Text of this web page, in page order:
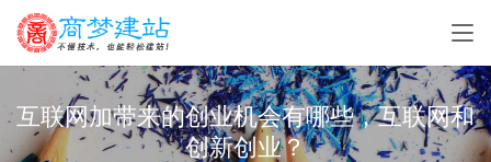
互联网加带来的创业机会有哪些，互联网和
创新创业？